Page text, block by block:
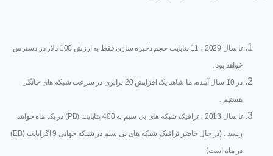
تا سال 2029 ، 11 پتابایت حجم دخیره سازی فقط به ارزش 100 دلار در دسترس
خواهد بود .
در 10 سال آینده، ما شاهد یک افزایش 20 برابری در سرعت شبکه های خانگی
هستیم .
تا سال 2013 ، ترافیک شبکه های بی سیم به 400 پتابایت (PB) در یک ماه خواهد
رسید . (در حال حاضر ترافیک شبکه های بی سیم در شبکه جهانی 9 اگزابایت (EB)
در ماه است)